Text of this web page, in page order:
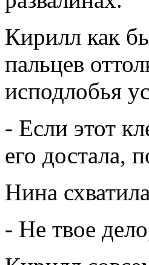
Кирилл как
пальцев
исподлобья
- Если этот
его достала,
Нина
- Не твое